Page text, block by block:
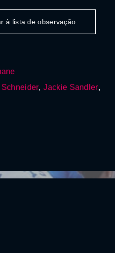
à lista de observação
Schneider,Jackie Sandler,